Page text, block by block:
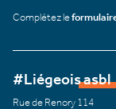
Complétez le
#Liégeois asbl
Rue de Renory 114